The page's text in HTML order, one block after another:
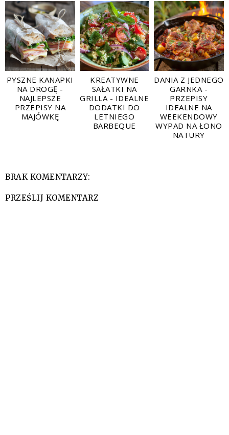
PYSZNE KANAPKI
NA DROGĘ -
NAJLEPSZE
PRZEPISY NA
MAJÓWKĘ
KREATYWNE
SAŁATKI NA
GRILLA - IDEALNE
DODATKI DO
LETNIEGO
BARBEQUE
DANIA Z JEDNEGO
GARNKA -
PRZEPISY
IDEALNE NA
WEEKENDOWY
WYPAD NA ŁONO
NATURY
BRAK KOMENTARZY:
PRZEŚLIJ KOMENTARZ